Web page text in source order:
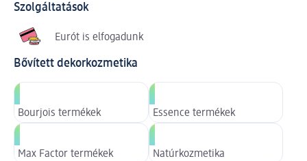
Szolgáltatások
Eurót is elfogadunk
Bővített dekorkozmetika
Bourjois termékek Essence termékek
Max Factor termékek Natúrkozmetika